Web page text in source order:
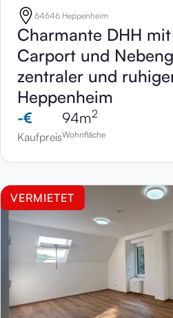
64646 Heppenheim
Charmante DHH
Carport und
zentraler und
Heppenheim
-€
Kaufpreis
94m2
Wohnfläche
VERMIETET